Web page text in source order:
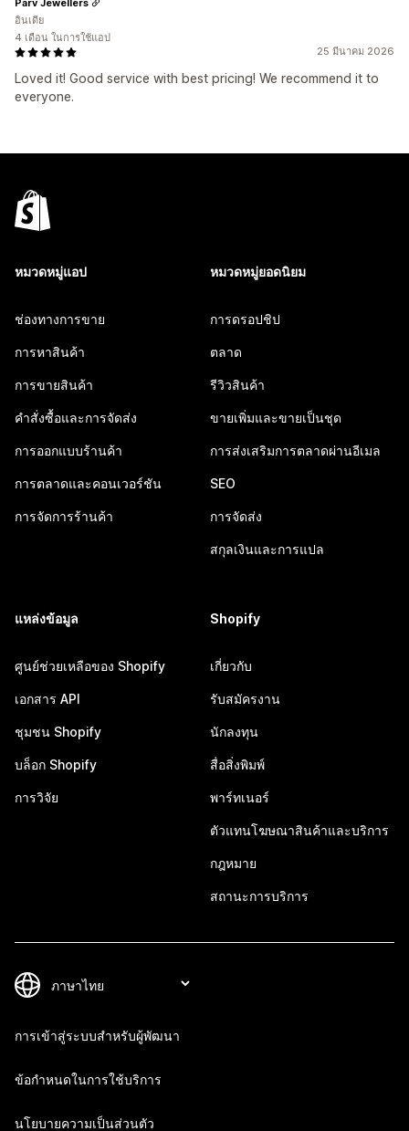
25 มีนาคม 2026
Loved it! Good service with best pricing! We recommend it to
everyone.
อินเดีย
4 เดือน ในการใช้แอป
หมวดหมู่แอป
ช่องทางการขาย
การหาสินค้า
การขายสินค้า
คำสั่งซื้อและการจัดส่ง
การออกแบบร้านค้า
การตลาดและคอนเวอร์ชัน
การจัดการร้านค้า
หมวดหมู่ยอดนิยม
การดรอปชิป
ตลาด
รีวิวสินค้า
ขายเพิ่มและขายเป็นชุด
การส่งเสริมการตลาดผ่านอีเมล
SEO
การจัดส่ง
สกุลเงินและการแปล
แหล่งข้อมูล
ศูนย์ช่วยเหลือของ Shopify
เอกสาร API
ชุมชน Shopify
บล็อก Shopify
การวิจัย
Shopify
เกี่ยวกับ
รับสมัครงาน
นักลงทุน
สื่อสิ่งพิมพ์
พาร์ทเนอร์
ตัวแทนโฆษณาสินค้าและบริการ
กฎหมาย
สถานะการบริการ
การเข้าสู่ระบบสำหรับผู้พัฒนา
ข้อกำหนดในการใช้บริการ
นโยบายความเป็นส่วนตัว